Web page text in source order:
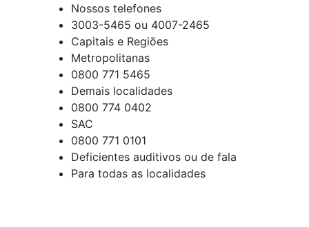
Nossos telefones
3003-5465 ou 4007-2465
Capitais e Regiões
Metropolitanas
0800 771 5465
Demais localidades
0800 774 0402
SAC
0800 771 0101
Deficientes auditivos ou de fala
Para todas as localidades